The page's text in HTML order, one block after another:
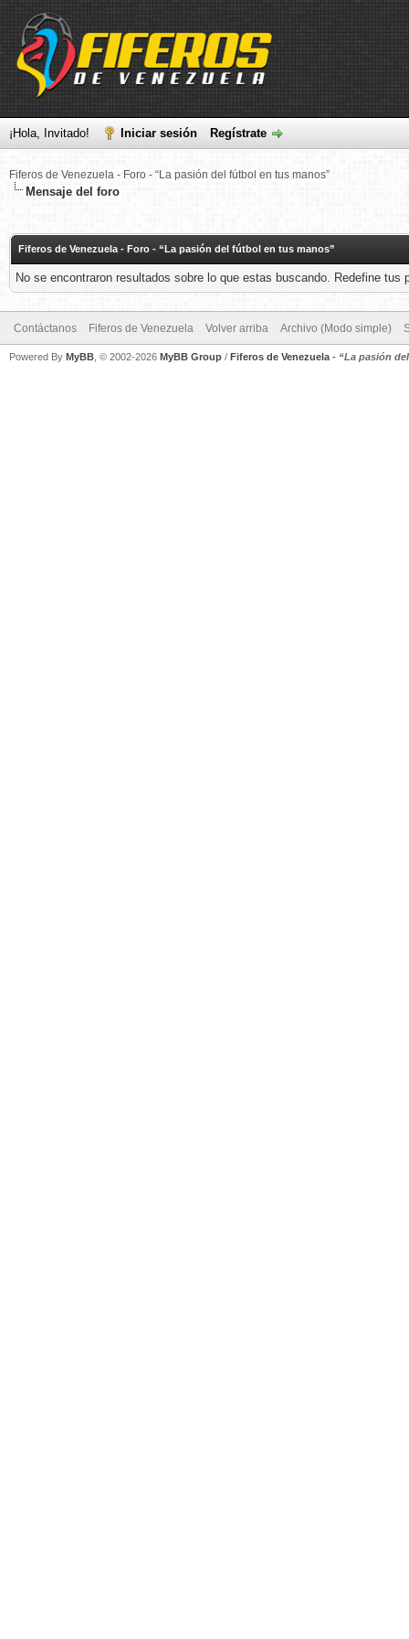
¡Hola, Invitado! Iniciar sesión Regístrate
Fiferos de Venezuela - Foro - “La pasión del fútbol en tus manos”
Mensaje del foro
Fiferos de Venezuela - Foro - “La pasión del fútbol en tus manos”
No se encontraron resultados sobre lo que estas buscando. Redefine tus
Contáctanos Fiferos de Venezuela Volver arriba Archivo (Modo simple)
Powered By MyBB , © 2002-2026 MyBB Group / Fiferos de Venezuela - “La pasión